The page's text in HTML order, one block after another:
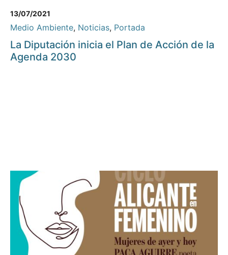
13/07/2021
Medio Ambiente, Noticias, Portada
La Diputación inicia el Plan de Acción de la
Agenda 2030